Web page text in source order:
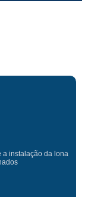
a instalação da lona